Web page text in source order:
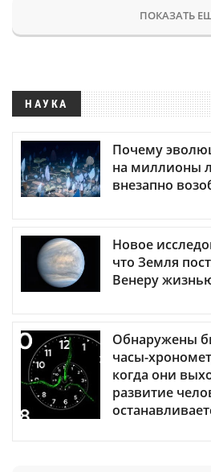
ПОКАЗАТЬ
НАУКА
Почему
на миллионы
внезапно
Новое
что Земля
Венеру
Обнаружены
часы-
когда они
развитие